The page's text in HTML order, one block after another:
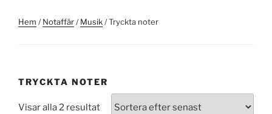
Hem /Notaffär/Musik/ Tryckta noter
TRYCKTA NOTER
Visar alla 2 resultatSortera